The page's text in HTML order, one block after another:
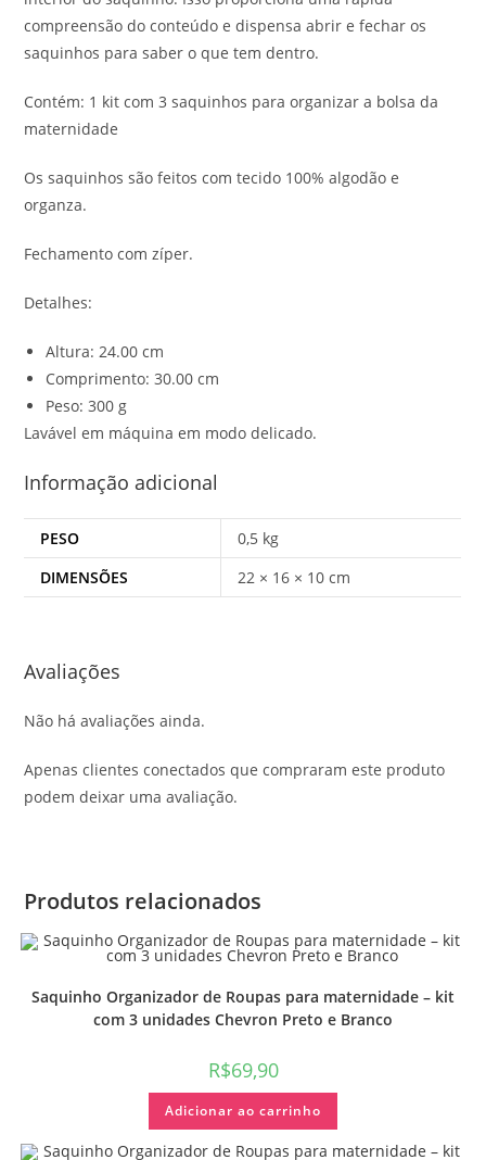
compreensão do conteúdo e dispensa abrir e fechar os
saquinhos para saber o que tem dentro.
Contém: 1 kit com 3 saquinhos para organizar a bolsa da
maternidade
Os saquinhos são feitos com tecido 100% algodão e
organza.
Fechamento com zíper.
Detalhes:
Altura: 24.00 cm
Comprimento: 30.00 cm
Peso: 300 g
Lavável em máquina em modo delicado.
Informação adicional
PESO
0,5 kg
DIMENSÕES
22 × 16 × 10 cm
Avaliações
Não há avaliações ainda.
Apenas clientes conectados que compraram este produto
podem deixar uma avaliação.
Produtos relacionados
Saquinho Organizador de Roupas para maternidade – kit
com 3 unidades Chevron Preto e Branco
R$69,90
Adicionar ao carrinho